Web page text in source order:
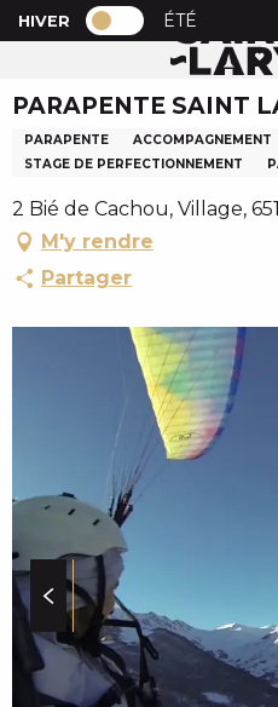
A
l
e
r
a
c
o
n
i
p
PAGE D’ACCUEIL
HIVER PAGE
ÉTÉ
Accueil PARAPENTE SAINT
PARAPENTE SAINT
PARAPENTE ACCOMPAGNEMENT
STAGE DE PERFECTIONNEMENT
2 Bié de Cachou, Village,
M'y rendre
Partager